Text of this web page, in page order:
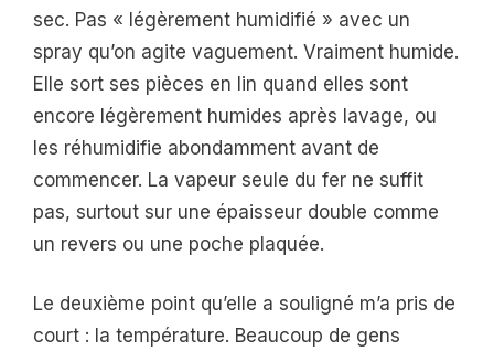
sec. Pas « légèrement humidifié » avec un
spray qu’on agite vaguement. Vraiment humide.
Elle sort ses pièces en lin quand elles sont
encore légèrement humides après lavage, ou
les réhumidifie abondamment avant de
commencer. La vapeur seule du fer ne suffit
pas, surtout sur une épaisseur double comme
un revers ou une poche plaquée.
Le deuxième point qu’elle a souligné m’a pris de
court : la température. Beaucoup de gens